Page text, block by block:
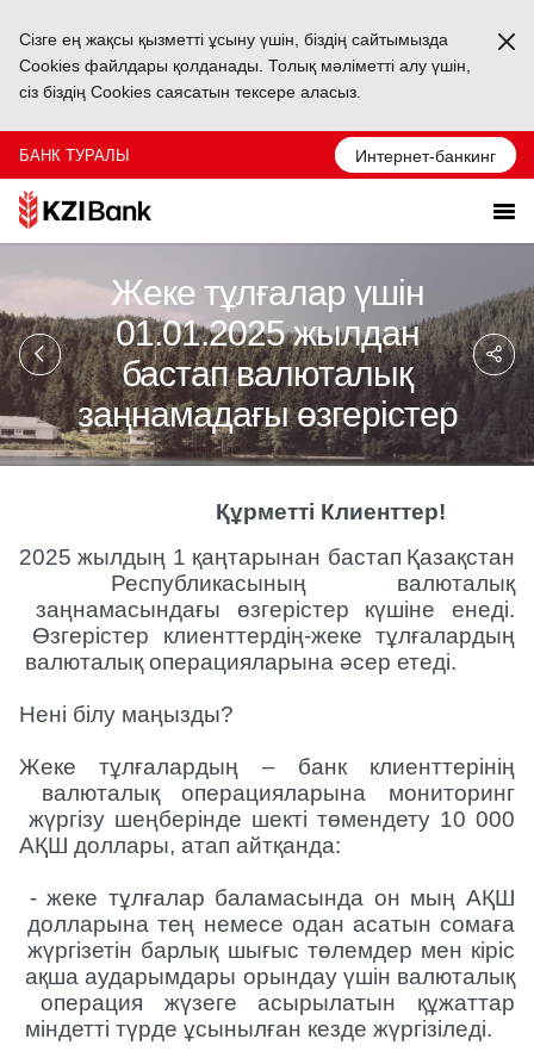
Сізге ең жақсы қызметті ұсыну үшін, біздің сайтымызда
Cookies файлдары қолданады. Толық мәліметті алу үшін,
сіз біздің Cookies саясатын тексере аласыз.
БАНК ТУРАЛЫ Интернет-банкинг
Жеке тұлғалар үшін
01.01.2025 жылдан
бастап валюталық
заңнамадағы өзгерістер
Құрметті Клиенттер!
2025 жылдың 1 қаңтарынан бастап Қазақстан
Республикасының
валюталық
заңнамасындағы
өзгерістер күшіне енеді.
Өзгерістер
клиенттердің-жеке тұлғалардың
валюталық операцияларына әсер етеді.
Нені білу маңызды?
Жеке тұлғалардың – банк
клиенттерінің
валюталық
операцияларына
мониторинг
жүргізу шеңберінде шекті төмендету 10 000
АҚШ доллары, атап айтқанда:
- жеке тұлғалар баламасында он мың АҚШ
долларына тең немесе одан асатын сомаға
жүргізетін барлық шығыс төлемдер мен кіріс
ақша аударымдары орындау үшін валюталық
операция
жүзеге асырылатын
құжаттар
міндетті түрде ұсынылған кезде жүргізіледі.